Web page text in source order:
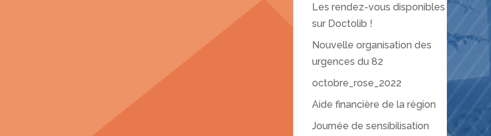
Les rendez-vous disponibles
sur Doctolib !
Nouvelle organisation des
urgences du 82
octobre_rose_2022
Aide financière de la région
Journée de sensibilisation